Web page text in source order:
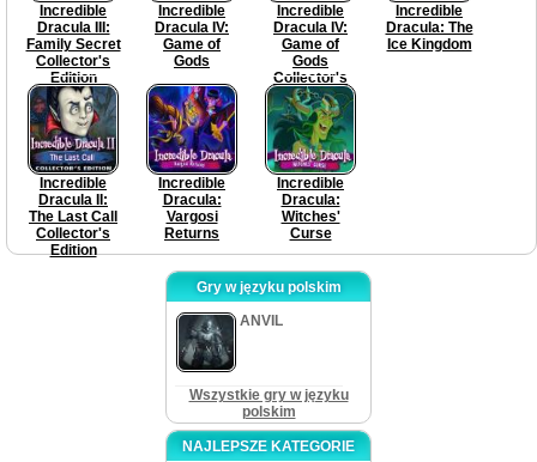
Incredible
Dracula III:
Family Secret
Collector's
Edition
Incredible
Dracula IV:
Game of
Gods
Incredible
Dracula IV:
Game of
Gods
Collector's
Edition
Incredible
Dracula: The
Ice Kingdom
Incredible
Dracula II:
The Last Call
Collector's
Edition
Incredible
Dracula:
Vargosi
Returns
Incredible
Dracula:
Witches'
Curse
Gry w języku polskim
ANVIL
Wszystkie gry w języku
polskim
NAJLEPSZE KATEGORIE